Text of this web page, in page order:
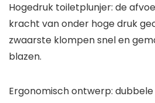
Hogedruk toiletplunjer: de
kracht van onder hoge druk
zwaarste klompen snel en
blazen.
Ergonomisch ontwerp: